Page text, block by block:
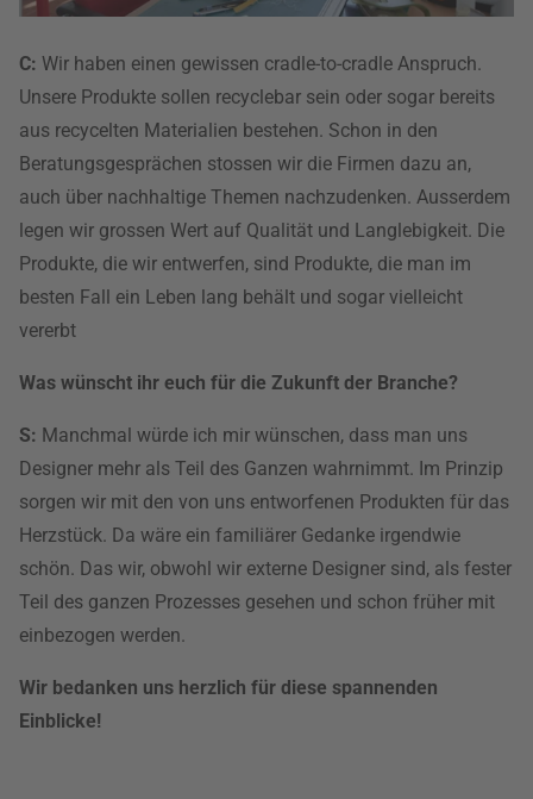
C: Wir haben einen gewissen cradle-to-cradle Anspruch.
Unsere Produkte sollen recyclebar sein oder sogar bereits
aus recycelten Materialien bestehen. Schon in den
Beratungsgesprächen stossen wir die Firmen dazu an,
auch über nachhaltige Themen nachzudenken. Ausserdem
legen wir grossen Wert auf Qualität und Langlebigkeit. Die
Produkte, die wir entwerfen, sind Produkte, die man im
besten Fall ein Leben lang behält und sogar vielleicht
vererbt
Was wünscht ihr euch für die Zukunft der Branche?
S: Manchmal würde ich mir wünschen, dass man uns
Designer mehr als Teil des Ganzen wahrnimmt. Im Prinzip
sorgen wir mit den von uns entworfenen Produkten für das
Herzstück. Da wäre ein familiärer Gedanke irgendwie
schön. Das wir, obwohl wir externe Designer sind, als fester
Teil des ganzen Prozesses gesehen und schon früher mit
einbezogen werden.
Wir bedanken uns herzlich für diese spannenden
Einblicke!